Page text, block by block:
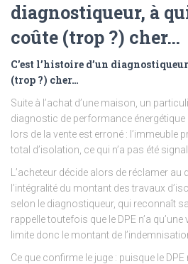
diagnostiqueur, à
coûte (trop ?) cher…
C’est l’histoire d’un
(trop ?) cher…
Suite à l’achat d’une maison, un
diagnostic de performance énergétique
lors de la vente est erroné : l’immeuble
total d’isolation, ce qui n’a pas été
L’acheteur décide alors de réclamer
l’intégralité du montant des travaux
selon le diagnostiqueur, qui reconnaît
rappelle toutefois que le DPE n’a
limite donc le montant de
Ce que confirme le juge : puisque le DPE